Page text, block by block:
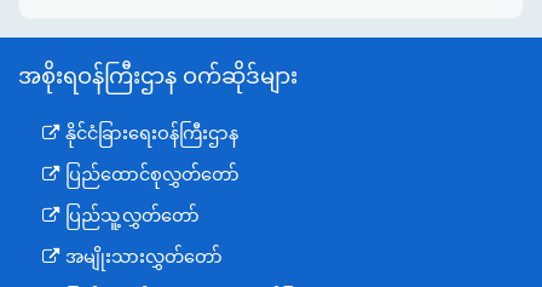
အစိုးရဝန်ကြီးဌာန ဝက်ဆိုဒ်များ
နိုင်ငံခြားရေးဝန်ကြီးဌာန
ပြည်ထောင်စုလွှတ်တော်
ပြည်သူ့လွှတ်တော်
အမျိုးသားလွှတ်တော်